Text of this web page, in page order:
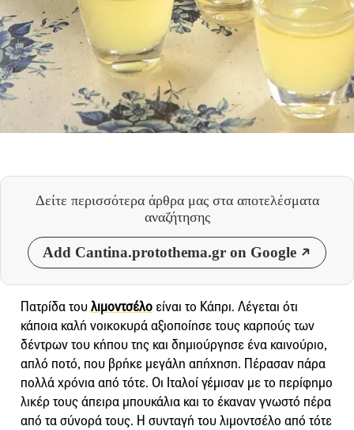
Δείτε περισσότερα άρθρα μας στα αποτελέσματα
αναζήτησης
Add Cantina.protothema.gr on Google
Πατρίδα του λιμοντσέλο είναι το Κάπρι. Λέγεται ότι
κάποια καλή νοικοκυρά αξιοποίησε τους καρπούς των
δέντρων του κήπου της και δημιούργησε ένα καινούριο,
απλό ποτό, που βρήκε μεγάλη απήχηση. Πέρασαν πάρα
πολλά χρόνια από τότε. Οι Ιταλοί γέμισαν με το περίφημο
λικέρ τους άπειρα μπουκάλια και το έκαναν γνωστό πέρα
από τα σύνορά τους. Η συνταγή του λιμοντσέλο από τότε